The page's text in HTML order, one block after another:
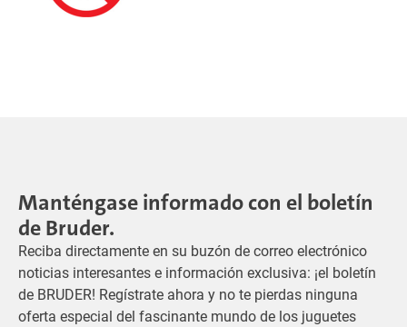
Manténgase informado con el boletín
de Bruder.
Reciba directamente en su buzón de correo electrónico
noticias interesantes e información exclusiva: ¡el boletín
de BRUDER! Regístrate ahora y no te pierdas ninguna
oferta especial del fascinante mundo de los juguetes